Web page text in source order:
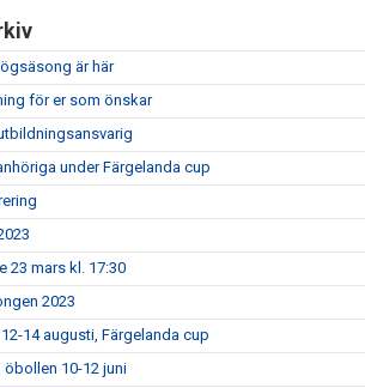
är här
för er som önskar
under Färgelanda cup
23 mars kl. 17:30
2023
14 augusti, Färgelanda cup
10-12 juni